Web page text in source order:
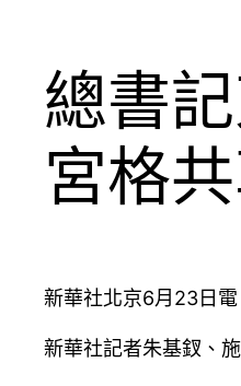
總書
宮格
新華社北京6月23日
新華社記者朱基釵、